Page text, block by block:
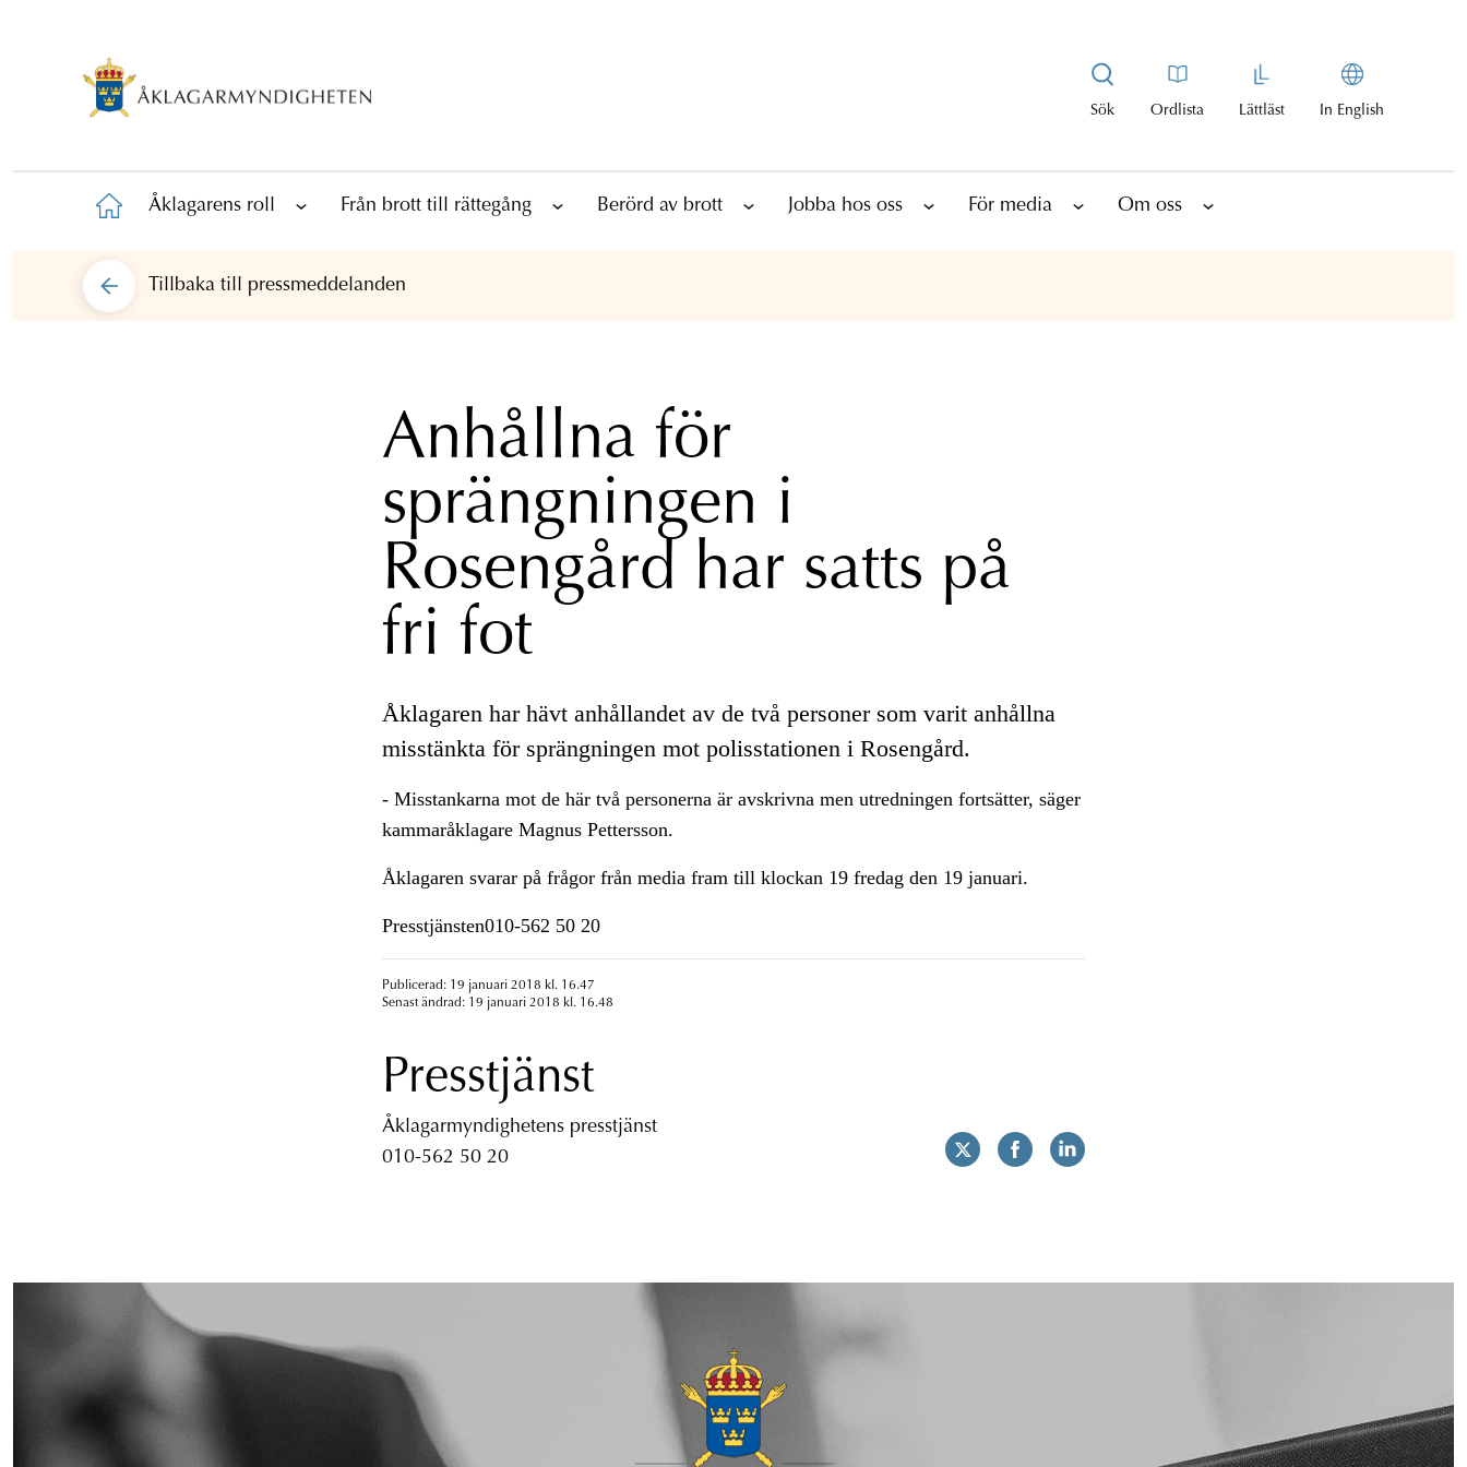
Sök Ordlista Lättläst In English
Åklagarens roll Från brott till rättegång Berörd av brott Jobba hos oss För media Om oss
Tillbaka till pressmeddelanden
Anhållna för
sprängningen i
Rosengård har satts på
fri fot
Åklagaren har hävt anhållandet av de två personer som varit anhållna
misstänkta för sprängningen mot polisstationen i Rosengård.
- Misstankarna mot de här två personerna är avskrivna men utredningen fortsätter, säger
kammaråklagare Magnus Pettersson.
Åklagaren svarar på frågor från media fram till klockan 19 fredag den 19 januari.
Presstjänsten010-562 50 20
Publicerad: 19 januari 2018 kl. 16.47
Senast ändrad: 19 januari 2018 kl. 16.48
Presstjänst
Åklagarmyndighetens presstjänst
010-562 50 20